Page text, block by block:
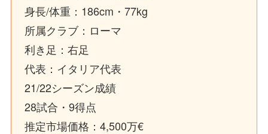
身長/体重：186cm・77kg
所属クラブ：ローマ
利き足：右足
代表：イタリア代表
21/22シーズン成績
28試合・9得点
推定市場価格：4,500万€